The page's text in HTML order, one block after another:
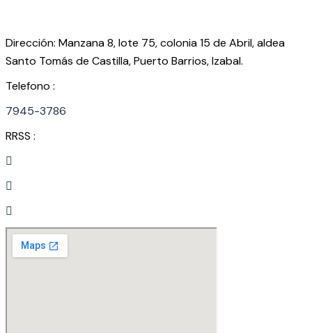
Dirección: Manzana 8, lote 75, colonia 15 de Abril, aldea
Santo Tomás de Castilla, Puerto Barrios, Izabal.
Telefono :
7945-3786
RRSS :